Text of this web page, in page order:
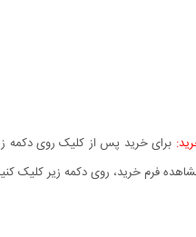
برای خرید پس از کلیک روی دکمه
فرم خرید، روی دکمه زیر کلیک